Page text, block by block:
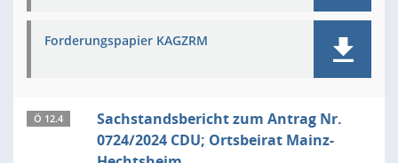
Forderungspapier KAGZRM
Ö 12.4
Sachstandsbericht zum Antrag Nr.
0724/2024 CDU; Ortsbeirat Mainz-